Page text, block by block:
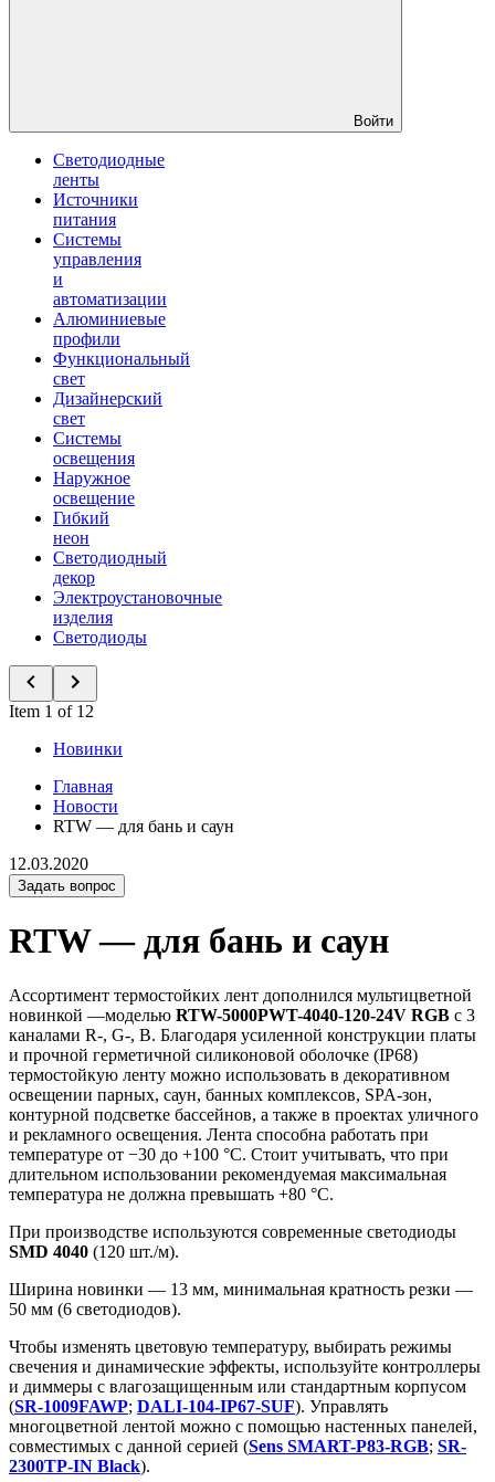
Войти
Светодиодные
ленты
Источники
питания
Системы
управления
и
автоматизации
Алюминиевые
профили
Функциональный
свет
Дизайнерский
свет
Системы
освещения
Наружное
освещение
Гибкий
неон
Светодиодный
декор
Электроустановочные
изделия
Светодиоды
Item 1 of 12
Новинки
Главная
Новости
RTW — для бань и саун
12.03.2020
Задать вопрос
RTW — для бань и саун
Ассортимент термостойких лент дополнился мультицветной
новинкой —моделью RTW-5000PWT-4040-120-24V RGB с 3
каналами R-, G-, B. Благодаря усиленной конструкции платы
и прочной герметичной силиконовой оболочке (IP68)
термостойкую ленту можно использовать в декоративном
освещении парных, саун, банных комплексов, SPA-зон,
контурной подсветке бассейнов, а также в проектах уличного
и рекламного освещения. Лента способна работать при
температуре от −30 до +100 °C. Стоит учитывать, что при
длительном использовании рекомендуемая максимальная
температура не должна превышать +80 °C.
При производстве используются современные светодиоды
SMD 4040 (120 шт./м).
Ширина новинки — 13 мм, минимальная кратность резки —
50 мм (6 светодиодов).
Чтобы изменять цветовую температуру, выбирать режимы
свечения и динамические эффекты, используйте контроллеры
и диммеры с влагозащищенным или стандартным корпусом
(SR-1009FAWP; DALI-104-IP67-SUF). Управлять
многоцветной лентой можно с помощью настенных панелей,
совместимых с данной серией (Sens SMART-P83-RGB; SR-
2300TP-IN Black).